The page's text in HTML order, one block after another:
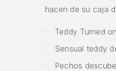
hacen de su caja
Teddy Turned on
Sensual teddy
Pechos